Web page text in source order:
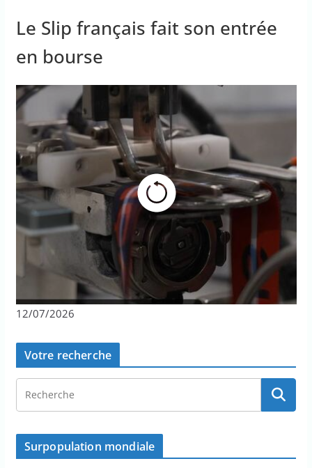
Le Slip français fait son entrée
en bourse
12/07/2026
Votre recherche
Surpopulation mondiale